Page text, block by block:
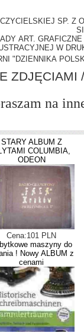
SP. Z
ART.
W
"DZIENNIKA
ZDJĘCIAMI /
na
STARY ALBUM Z
COLUMBIA,
ODEON
Cena:101 PLN
maszyny do
! Nowy ALBUM z
cenami